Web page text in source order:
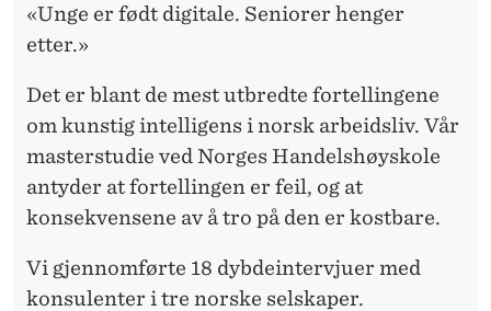
«Unge er født digitale. Seniorer henger
etter.»
Det er blant de mest utbredte fortellingene
om kunstig intelligens i norsk arbeidsliv. Vår
masterstudie ved Norges Handelshøyskole
antyder at fortellingen er feil, og at
konsekvensene av å tro på den er kostbare.
Vi gjennomførte 18 dybdeintervjuer med
konsulenter i tre norske selskaper.